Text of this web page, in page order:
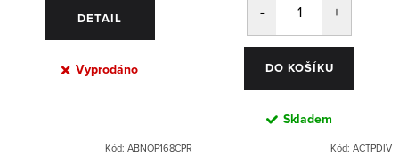
DETAIL
Vyprodáno
Kód: ABNOP168CPR
DO KOŠÍKU
Skladem
Kód: ACTPDIV